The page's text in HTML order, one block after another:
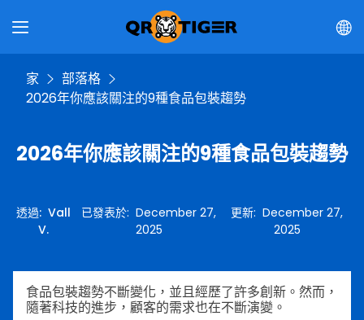
家
部落格
2026年你應該關注的9種食品包裝趨勢
2026年你應該關注的9種食品包裝趨勢
透過:Vall
V.
已發表於:December 27,
2025
更新:December 27,
2025
食品包裝趨勢不斷變化，並且經歷了許多創新。然而，
隨著科技的進步，顧客的需求也在不斷演變。